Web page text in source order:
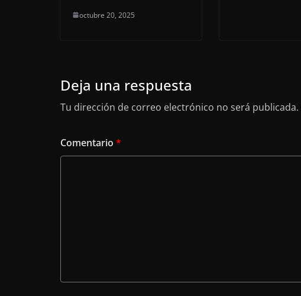
octubre 20, 2025
Deja una respuesta
Tu dirección de correo electrónico no será publicada.
Comentario *